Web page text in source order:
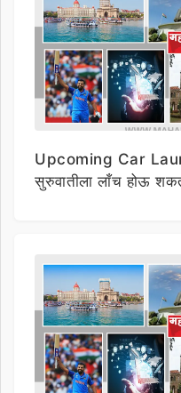
Upcoming Car
सुरुवातीला लाँच होऊ